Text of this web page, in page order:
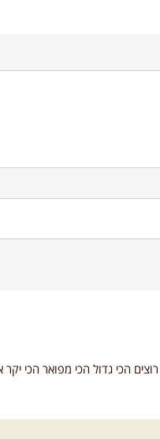
הכי גדול הכי מפואר הכי